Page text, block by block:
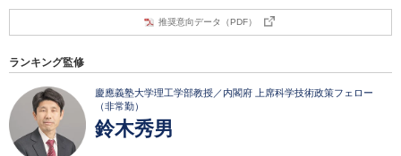
推奨意向データ（PDF）
ランキング監修
慶應義塾大学理工学部教授／内閣府 上席科学技術政策フェロー
（非常勤）
鈴木秀男